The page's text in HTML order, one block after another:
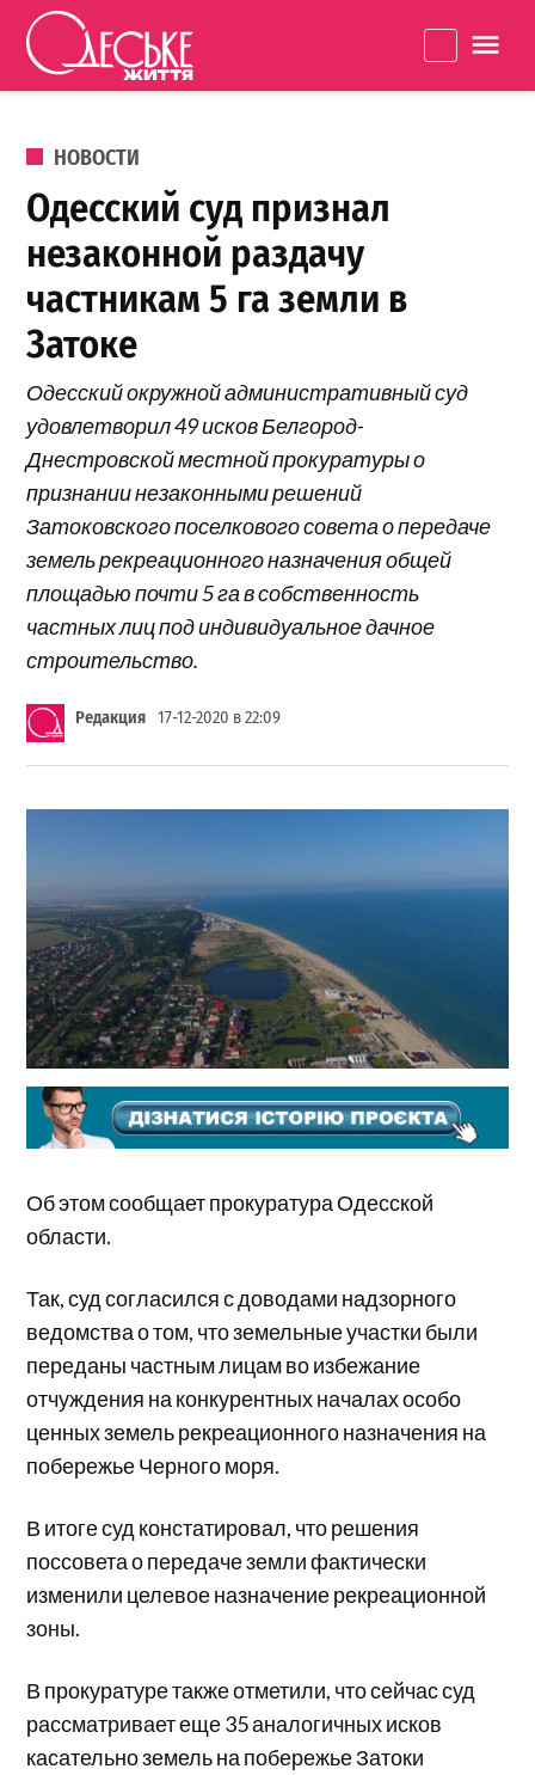
Перейти к содержанию
життя
ОПУБЛИКОВАНО В
НОВОСТИ
Одесский суд признал
незаконной раздачу
частникам 5 га земли в
Затоке
Одесский окружной административный суд
удовлетворил 49 исков Белгород-
Днестровской местной прокуратуры о
признании незаконными решений
Затоковского поселкового совета о передаче
земель рекреационного назначения общей
площадью почти 5 га в собственность
частных лиц под индивидуальное дачное
строительство.
Редакция 17-12-2020 в 22:09
Об этом сообщает прокуратура Одесской
области.
Так, суд согласился с доводами надзорного
ведомства о том, что земельные участки были
переданы частным лицам во избежание
отчуждения на конкурентных началах особо
ценных земель рекреационного назначения на
побережье Черного моря.
В итоге суд констатировал, что решения
поссовета о передаче земли фактически
изменили целевое назначение рекреационной
зоны.
В прокуратуре также отметили, что сейчас суд
рассматривает еще 35 аналогичных исков
касательно земель на побережье Затоки